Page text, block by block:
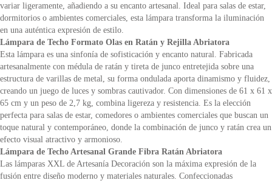
variar ligeramente, añadiendo a su encanto artesanal. Ideal para salas de estar,
dormitorios o ambientes comerciales, esta lámpara transforma la iluminación
en una auténtica expresión de estilo.
Lámpara de Techo Formato Olas en Ratán y Rejilla Abriatora
Esta lámpara es una sinfonía de sofisticación y encanto natural. Fabricada
artesanalmente con médula de ratán y tireta de junco entretejida sobre una
estructura de varillas de metal, su forma ondulada aporta dinamismo y fluidez,
creando un juego de luces y sombras cautivador. Con dimensiones de 61 x 61 x
65 cm y un peso de 2,7 kg, combina ligereza y resistencia. Es la elección
perfecta para salas de estar, comedores o ambientes comerciales que buscan un
toque natural y contemporáneo, donde la combinación de junco y ratán crea un
efecto visual atractivo y armonioso.
Lámpara de Techo Artesanal Grande Fibra Ratán Abriatora
Las lámparas XXL de Artesanía Decoración son la máxima expresión de la
fusión entre diseño moderno y materiales naturales. Confeccionadas